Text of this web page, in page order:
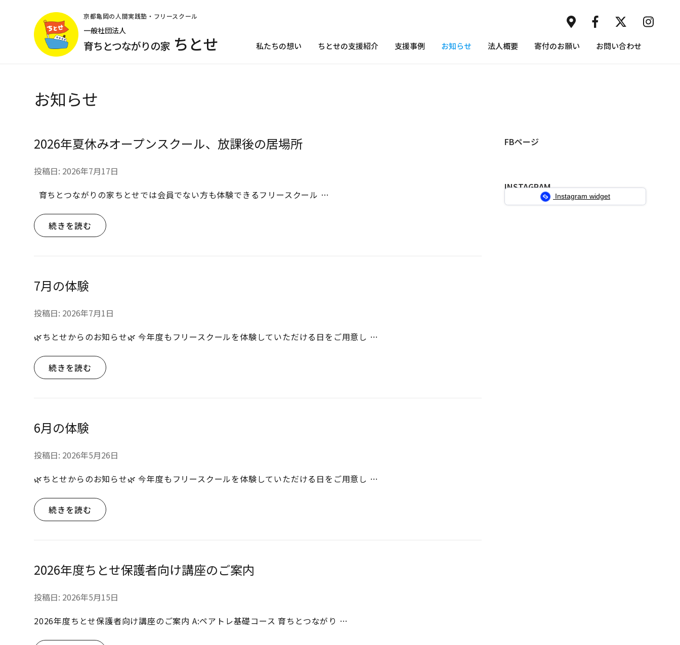
京都亀岡の人間実践塾・フリースクール
一般社団法人
育ちとつながりの家 ちとせ 私たちの想い ちとせの支援紹介 支援事例 お知らせ 法人概要 寄付のお願い お問い合わせ
お知らせ
2026年夏休みオープンスクール、放課後の居場所
投稿日: 2026年7月17日
育ちとつながりの家ちとせでは会員でない方も体験できるフリースクール …
続きを読む
7月の体験
投稿日: 2026年7月1日
🌿ちとせからのお知らせ🌿 今年度もフリースクールを体験していただける日をご用意し …
続きを読む
6月の体験
投稿日: 2026年5月26日
🌿ちとせからのお知らせ🌿 今年度もフリースクールを体験していただける日をご用意し …
続きを読む
2026年度ちとせ保護者向け講座のご案内
投稿日: 2026年5月15日
2026年度ちとせ保護者向け講座のご案内 A:ペアトレ基礎コース 育ちとつながり …
FBページ
INSTAGRAM
Instagram widget